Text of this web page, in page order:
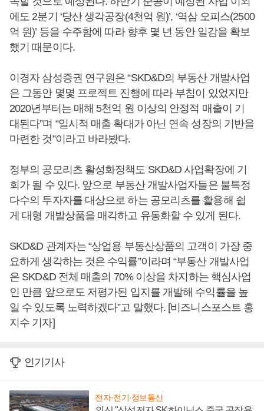
에도 2분기 ‘당산 생각공장(4천억 원)’, ‘역삼 오피스(2500
억 원)’ 등을 수주함에 따라 향후 몇 년 동안 일감을 확보
했기 때문이다.
이경자 삼성증권 연구원은 “SKD&D의 부동산 개발사업
은 그동안 몇몇 프로젝트 진행에 따라 부침이 있었지만
2020년부터는 매해 5천억 원 이상의 안정적 매출이 기
대된다”며 “일시적 매출 확대가 아닌 연속 성장의 기반을
마련한 것”이라고 바라봤다.
정부의 공모리츠 활성화정책도 SKD&D 사업확장에 기
회가 될 수 있다. 앞으로 부동산 개발사업자들은 불특정
다수의 투자자를 대상으로 하는 공모리츠를 활용해 쉽
게 대형 개발상품을 매각하고 유동화할 수 있게 된다.
SKD&D 관계자는 “상업용 부동산상품의 고객이 가장 중
요하게 생각하는 것은 수익률”이라며 “부동산 개발사업
은 SKD&D 전체 매출의 70% 이상을 차지하는 핵심사업
인 만큼 앞으로도 저평가된 입지를 개발해 수익률을 높
일 수 있도록 노력하겠다”고 말했다. [비즈니스포스트 홍
지수 기자]
인기기사
전자·전기·정보통신